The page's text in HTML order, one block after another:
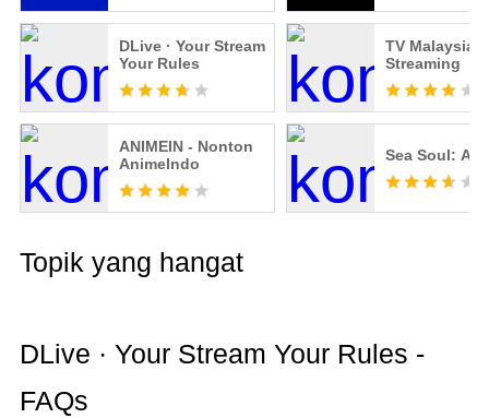
DLive · Your Stream
Your Rules
TV Malaysia
Streaming
ANIMEIN - Nonton
AnimeIndo
Sea Soul: AI
Topik yang hangat
DLive · Your Stream Your Rules -
FAQs